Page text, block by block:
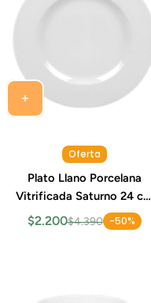
Oferta
Plato Llano Porcelana
Vitrificada Saturno 24 cm
Costa Verde
$2.200$4.390 -50%